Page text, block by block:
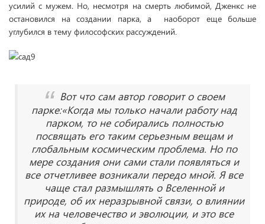
усилий с мужем. Но, несмотря на смерть любимой, Дженкс не
остановился на создании парка, а наоборот еще больше
углубился в тему философских рассуждений.
Вот что сам автор говорит о своем
парке:«Когда мы только начали работу над
парком, то не собирались полностью
посвящать его таким серьезным вещам и
глобальным космическим проблема. Но по
мере создания они сами стали появляться и
все отчетливее возникали передо мной. Я все
чаще стал размышлять о Вселенной и
природе, об их неразрывной связи, о влиянии
их на человечество и эволюции, и это все